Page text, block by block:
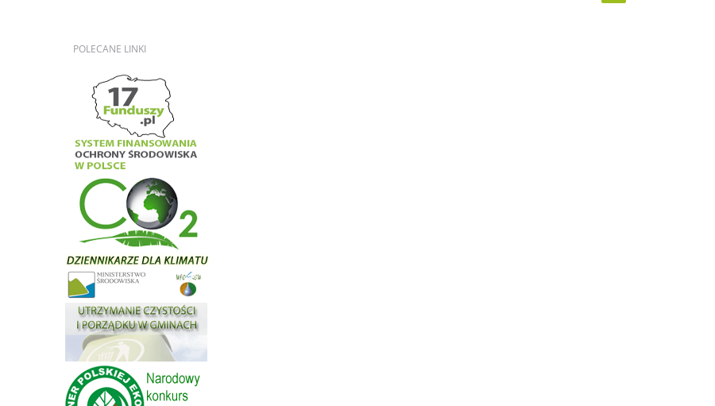
POLECANE LINKI